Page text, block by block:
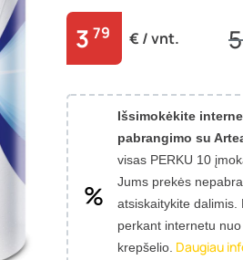
3 79 € / vnt. 5
Išsimokėkite
pabrangimo su
visas PERKU 10
Jums prekės
atsiskaitykite dalimis.
perkant internetu
krepšelio. Daugiau